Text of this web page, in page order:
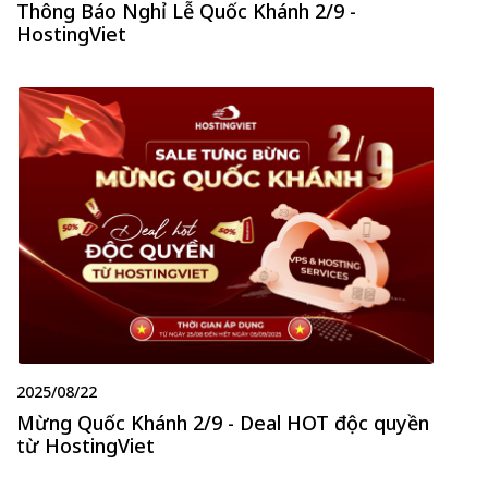
Thông Báo Nghỉ Lễ Quốc Khánh 2/9 -
HostingViet
2025/08/22
Mừng Quốc Khánh 2/9 - Deal HOT độc quyền
từ HostingViet